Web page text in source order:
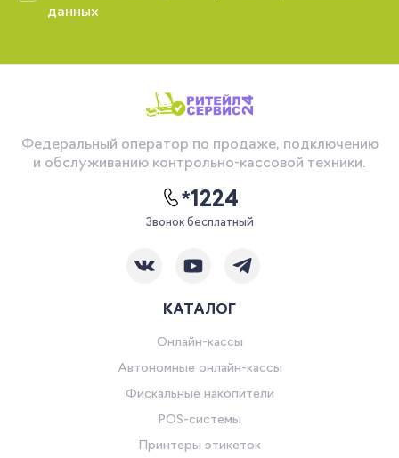
данных
Федеральный оператор по продаже, подключению
и обслуживанию контрольно-кассовой техники.
*1224
Звонок бесплатный
КАТАЛОГ
Онлайн-кассы
Автономные онлайн-кассы
Фискальные накопители
POS-системы
Принтеры этикеток